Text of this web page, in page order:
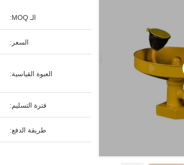
الـ MOQ:
السعر:
العبوة القياسية:
فترة التسليم:
طريقة الدفع: